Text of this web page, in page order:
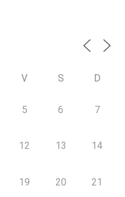
V S D
5 6 7
12 13 14
19 20 21